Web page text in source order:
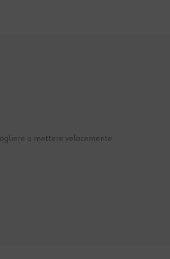
o mettere velocemente